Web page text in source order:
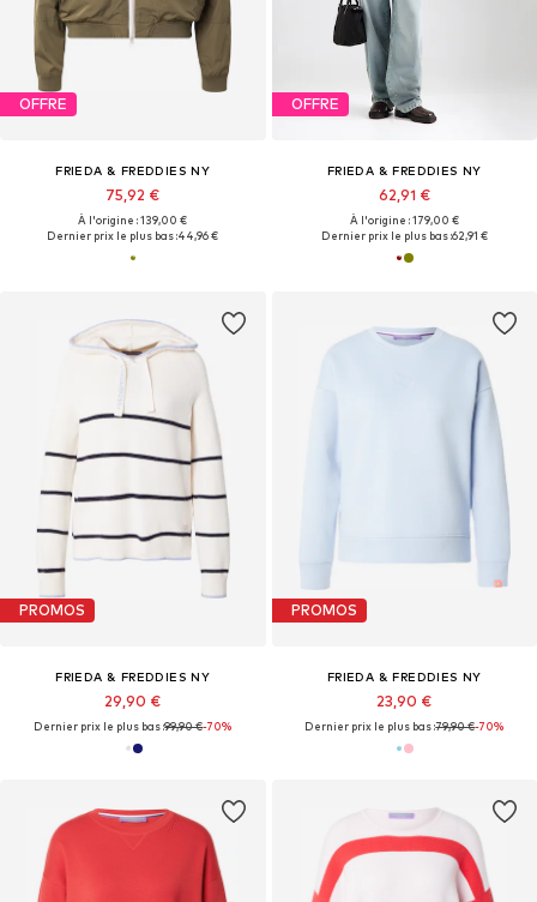
OFFRE
FRIEDA & FREDDIES NY
75,92 €
À l'origine : 139,00 €
Dernier prix le plus bas :44,96 €
OFFRE
FRIEDA & FREDDIES NY
62,91 €
À l'origine : 179,00 €
Dernier prix le plus bas :62,91 €
PROMOS
FRIEDA & FREDDIES NY
29,90 €
Dernier prix le plus bas :99,90 €-70%
PROMOS
FRIEDA & FREDDIES NY
23,90 €
Dernier prix le plus bas :79,90 €-70%